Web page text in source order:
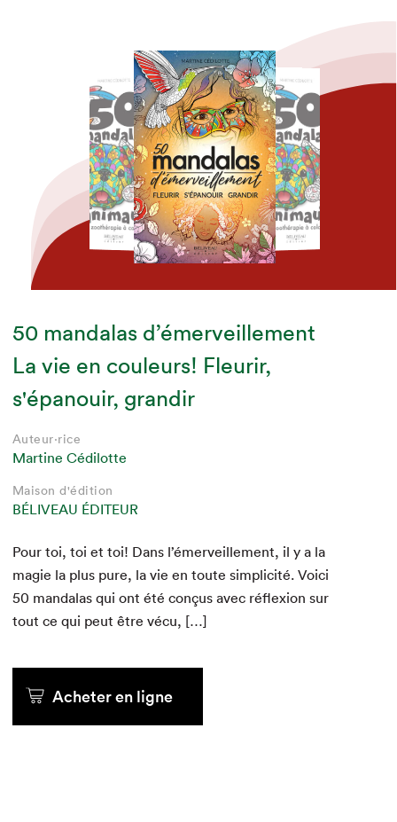
Auteur·rice
Martine Cédilotte
Maison d'édition
BÉLIVEAU ÉDITEUR
50
Acheter en ligne
Auteur·rice
Martine Cédilotte
BÉLIVEAU ÉDITEUR
au kiosque
Acheter en ligne
50 mandalas d’émerveillement
La vie en couleurs! Fleurir,
s'épanouir, grandir
Auteur·rice
Martine Cédilotte
Maison d'édition
BÉLIVEAU ÉDITEUR
Pour toi, toi et toi! Dans l’émerveillement, il y a la
magie la plus pure, la vie en toute sim­plic­ité. Voici
50 man­dalas qui ont été conçus avec réflex­ion sur
tout ce qui peut être vécu, […]
Acheter en ligne
Auteur·rice
Martine Cédilotte
BÉLIVEAU ÉDITEUR
au kiosque
Acheter en ligne
Auteur·rice
Martine Cédilotte
Maison d'édition
BÉLIVEAU ÉDITEUR
50
Acheter en ligne
Auteur·rice
Martine Cédilotte
BÉLIVEAU ÉDITEUR
au kiosque
Acheter en ligne